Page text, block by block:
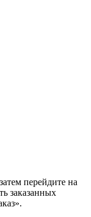
перейдите на
заказанных